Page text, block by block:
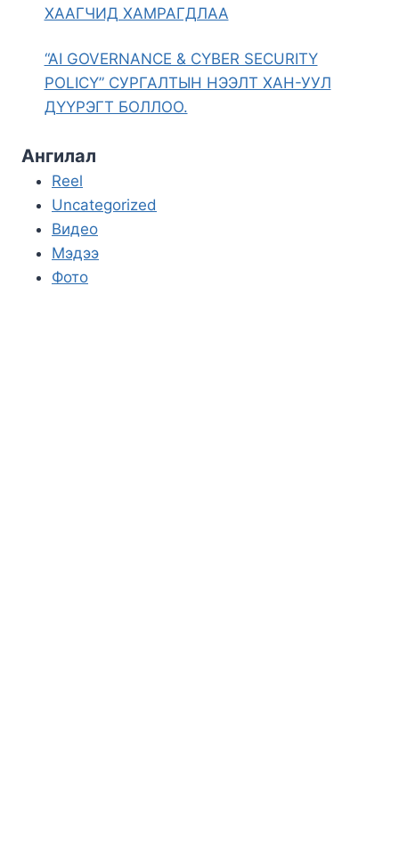
ХААГЧИД ХАМРАГДЛАА
“AI GOVERNANCE & CYBER SECURITY
POLICY” СУРГАЛТЫН НЭЭЛТ ХАН-УУЛ
ДҮҮРЭГТ БОЛЛОО.
Ангилал
Reel
Uncategorized
Видео
Мэдээ
Фото